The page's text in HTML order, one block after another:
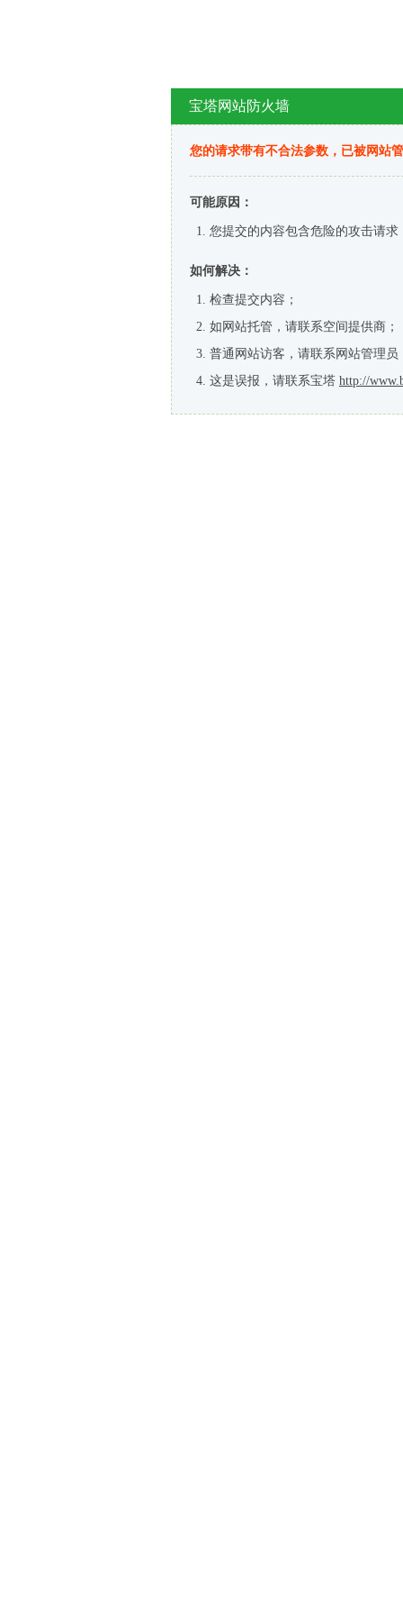
宝塔网站防火墙
您的请求带有不合法参数，已被网站
可能原因：
您提交的内容包含危险的攻击请求
如何解决：
检查提交内容；
如网站托管，请联系空间提供商；
普通网站访客，请联系网站管理员
这是误报，请联系宝塔 http://